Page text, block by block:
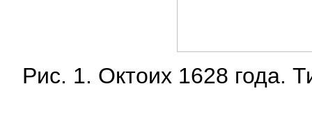
Рис. 1. Октоих 1628 года.